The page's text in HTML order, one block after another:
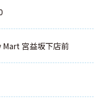
合わせる
Mart 宮益坂下店前